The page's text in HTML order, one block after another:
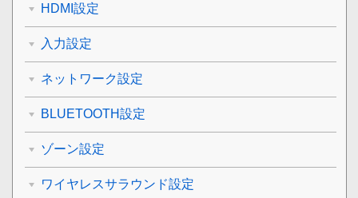
HDMI設定
入力設定
ネットワーク設定
BLUETOOTH設定
ゾーン設定
ワイヤレスサラウンド設定